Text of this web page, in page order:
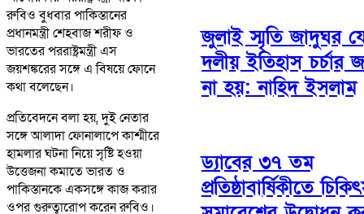
রুবিও বুধবার পাকিস্তানের
প্রধানমন্ত্রী শেহবাজ শরীফ ও
ভারতের পররাষ্ট্রমন্ত্রী এস
জয়শঙ্করের সঙ্গে এ বিষয়ে ফোনে
কথা বলেছেন।
প্রতিবেদনে বলা হয়, দুই নেতার
সঙ্গে আলাদা ফোনালাপে কাশ্মীরে
হামলার ঘটনা নিয়ে সৃষ্টি হওয়া
উত্তেজনা কমাতে ভারত ও
পাকিস্তানকে একসঙ্গে কাজ করার
ওপর গুরুত্বারোপ করেন রুবিও।
জুলাই স্মৃতি জাদুঘর
দলীয় ইতিহাস চর্চার
না হয়: নাহিদ ইসলাম
ড্যাবের ৩৭ তম
প্রতিষ্ঠাবার্ষিকীতে